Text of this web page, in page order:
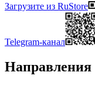
Загрузите из RuStore
Telegram-канал
Направления